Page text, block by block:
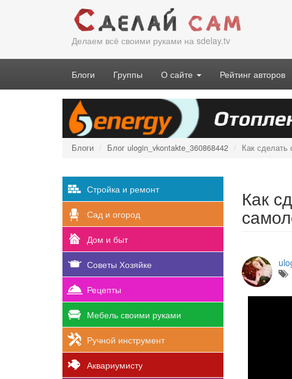
Делаем всё своими руками на sdelay.tv
Блоги Группы О сайте Рейтинг авторов
Блоги Блог ulogin_vkontakte_360868442 Как сделать
Стройка и ремонт
Сад и огород
Дом и быт
Советы Хозяйке
Рецепты
Мебель своими руками
Ручной инструмент
Аквариумисту
Как